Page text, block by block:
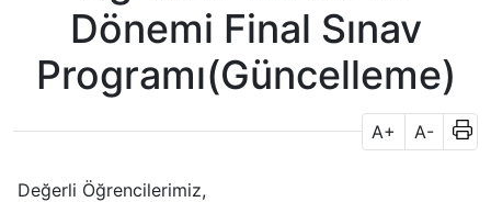
Dönemi Final Sınav
Programı(Güncelleme)
A+ A-
Değerli Öğrencilerimiz,